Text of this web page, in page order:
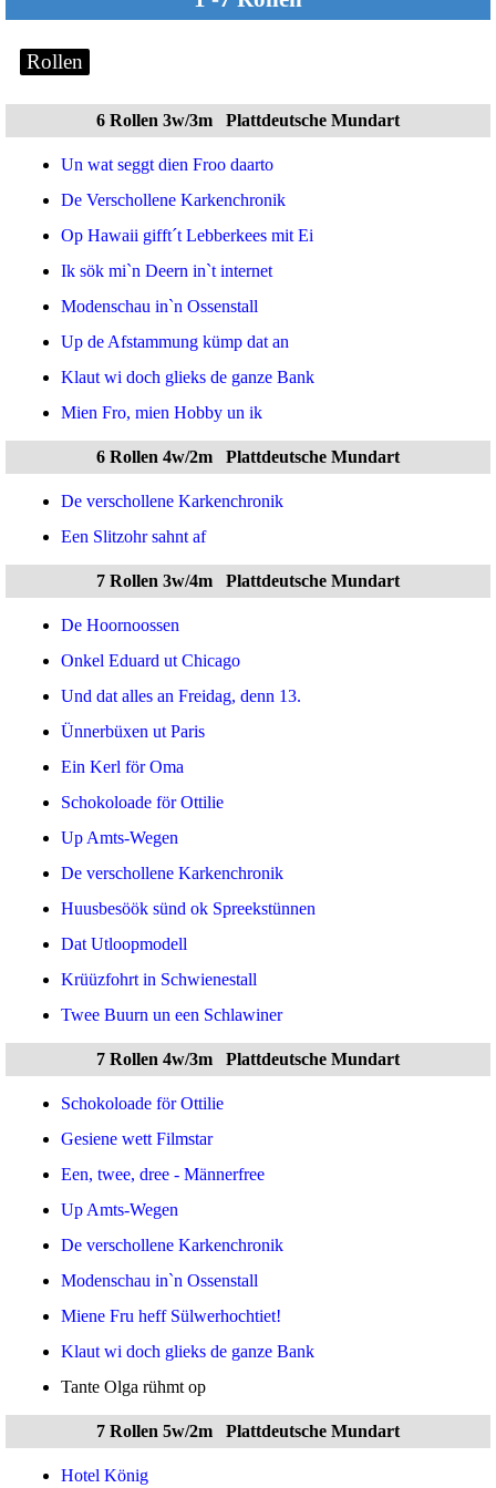
Rollen
6 Rollen 3w/3m Plattdeutsche Mundart
Un wat seggt dien Froo daarto
De Verschollene Karkenchronik
Op Hawaii gifft´t Lebberkees mit Ei
Ik sök mi`n Deern in`t internet
Modenschau in`n Ossenstall
Up de Afstammung kümp dat an
Klaut wi doch glieks de ganze Bank
Mien Fro, mien Hobby un ik
6 Rollen 4w/2m Plattdeutsche Mundart
De verschollene Karkenchronik
Een Slitzohr sahnt af
7 Rollen 3w/4mPlattdeutsche Mundart
De Hoornoossen
Onkel Eduard ut Chicago
Und dat alles an Freidag, denn 13.
Ünnerbüxen ut Paris
Ein Kerl för Oma
Schokoloade för Ottilie
Up Amts-Wegen
De verschollene Karkenchronik
Huusbesöök sünd ok Spreekstünnen
Dat Utloopmodell
Krüüzfohrt in Schwienestall
Twee Buurn un een Schlawiner
7 Rollen 4w/3mPlattdeutsche Mundart
Schokoloade för Ottilie
Gesiene wett Filmstar
Een, twee, dree - Männerfree
Up Amts-Wegen
De verschollene Karkenchronik
Modenschau in`n Ossenstall
Miene Fru heff Sülwerhochtiet!
Klaut wi doch glieks de ganze Bank
Tante Olga rühmt op
7 Rollen 5w/2mPlattdeutsche Mundart
Hotel König